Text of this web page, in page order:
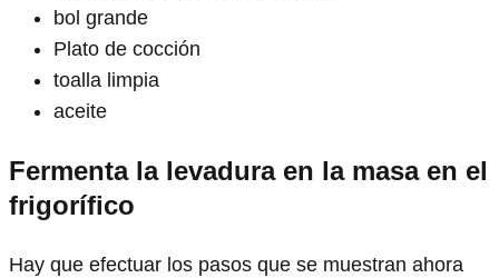
bol grande
Plato de cocción
toalla limpia
aceite
Fermenta la levadura en la masa en el
frigorífico
Hay que efectuar los pasos que se muestran ahora